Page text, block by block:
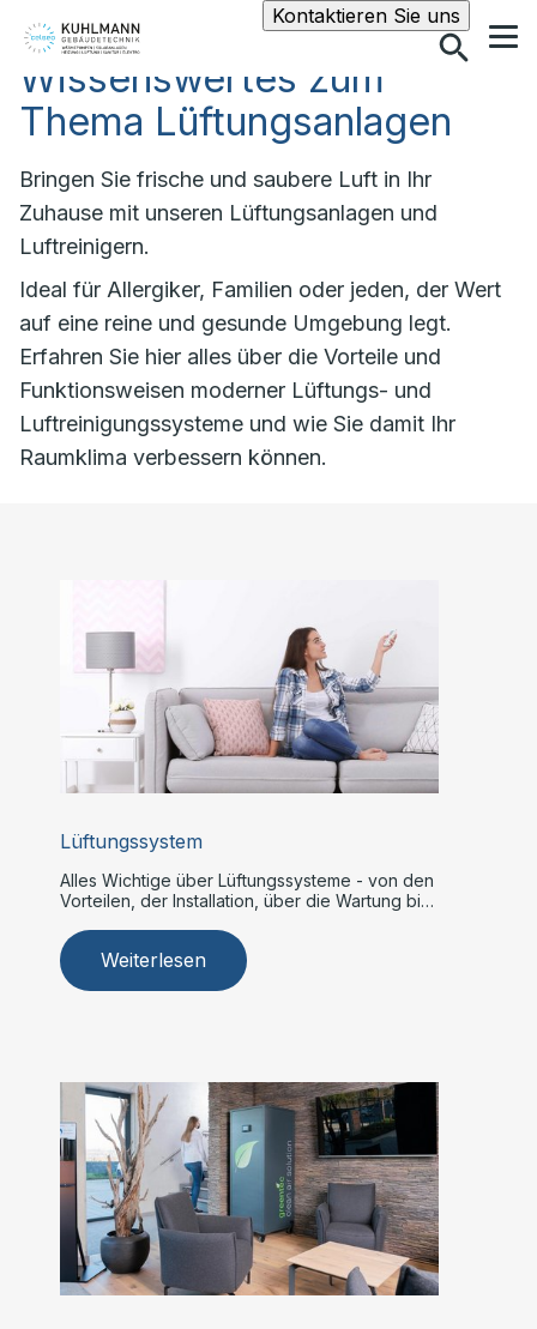
Kontaktieren Sie unsSuche
Wissenswertes zum
Thema Lüftungsanlagen
Bringen Sie frische und saubere Luft in Ihr
Zuhause mit unseren Lüftungsanlagen und
Luftreinigern.
Ideal für Allergiker, Familien oder jeden, der Wert
auf eine reine und gesunde Umgebung legt.
Erfahren Sie hier alles über die Vorteile und
Funktionsweisen moderner Lüftungs- und
Luftreinigungssysteme und wie Sie damit Ihr
Raumklima verbessern können.
Lüftungssystem
Alles Wichtige über Lüftungssysteme - von den
Vorteilen, der Installation, über die Wartung bis
Weiterlesen